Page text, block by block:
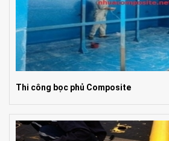
Thi công bọc phủ Composite